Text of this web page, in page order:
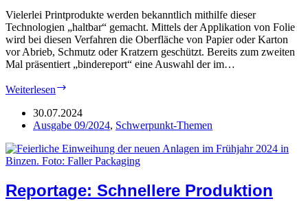
Vielerlei Printprodukte werden bekanntlich mithilfe dieser
Technologien „haltbar“ gemacht. Mittels der Applikation von Folie
wird bei diesen Verfahren die Oberfläche von Papier oder Karton
vor Abrieb, Schmutz oder Kratzern geschützt. Bereits zum zweiten
Mal präsentiert „bindereport“ eine Auswahl der im…
Weiterlesen
Marktübersicht
Laminieren
Kaschieren
30.07.2024
Ausgabe 09/2024, Schwerpunkt-Themen
Reportage: Schnellere Produktion